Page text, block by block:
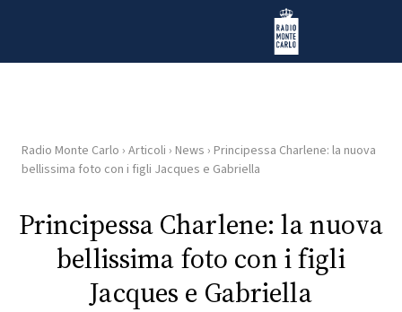
Radio Monte Carlo
HOME
RADIO
WEB
Radio Monte Carlo › Articoli › News › Principessa Charlene: la nuova
bellissima foto con i figli Jacques e Gabriella
Principessa Charlene: la nuova
bellissima foto con i figli
Jacques e Gabriella